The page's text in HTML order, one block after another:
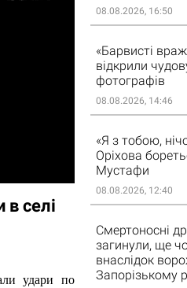
в селі
удари по
08.08.2026, 16:50
«Барвисті
відкрили
фотографів
08.08.2026, 14:46
«Я з тобою,
Оріхова
Мустафи
08.08.2026, 12:40
Смертоносні
загинули, ще
внаслідок
Запорізькому